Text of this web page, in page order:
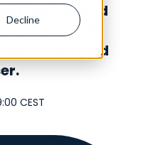
Declineavtal med
AB
som Certified
CEST